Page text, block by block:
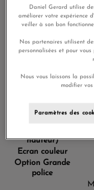
Matériau du boîtier
Bracelets à
Taille du boîtier, La
Poids
Format d'affichage
hauteur)
hauteur)
Ecran couleur
Option Grande
police
Daniel Gerard utilise
améliorer votre expérience
veiller à son bon
Nos partenaires utilisent
personnalisées et pour
Nous vous laissons la
modifier
Paramètres des